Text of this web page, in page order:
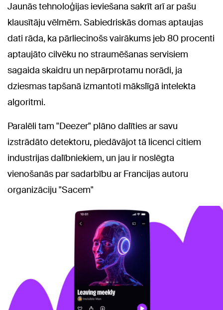
Jaunās tehnoloģijas ieviešana sakrīt arī ar pašu
klausītāju vēlmēm. Sabiedriskās domas aptaujas
dati rāda, ka pārliecinošs vairākums jeb 80 procenti
aptaujāto cilvēku no straumēšanas servisiem
sagaida skaidru un nepārprotamu norādi, ja
dziesmas tapšanā izmantoti mākslīgā intelekta
algoritmi.
Paralēli tam "Deezer" plāno dalīties ar savu
izstrādāto detektoru, piedāvājot tā licenci citiem
industrijas dalībniekiem, un jau ir noslēgta
vienošanās par sadarbību ar Francijas autoru
organizāciju "Sacem"